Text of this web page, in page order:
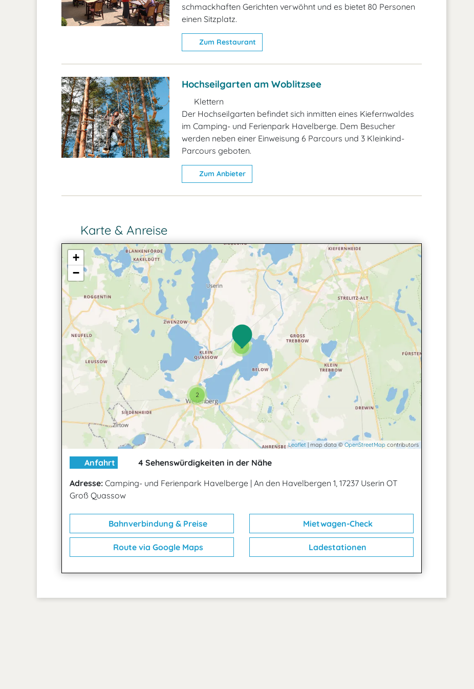
schmackhaften Gerichten verwöhnt und es bietet 80 Personen
einen Sitzplatz.
Zum Restaurant
Hochseilgarten am Woblitzsee
Klettern
Der Hochseilgarten befindet sich inmitten eines Kiefernwaldes
im Camping- und Ferienpark Havelberge. Dem Besucher
werden neben einer Einweisung 6 Parcours und 3 Kleinkind-
Parcours geboten.
Zum Anbieter
Karte & Anreise
2
2
+
−
Leaflet | map data ©OpenStreetMap contributors
Anfahrt
4 Sehenswürdigkeiten in der Nähe
Adresse: Camping- und Ferienpark Havelberge | An den Havelbergen 1, 17237 Userin OT
Groß Quassow
Bahnverbindung & Preise Mietwagen-Check
Route via Google Maps Ladestationen